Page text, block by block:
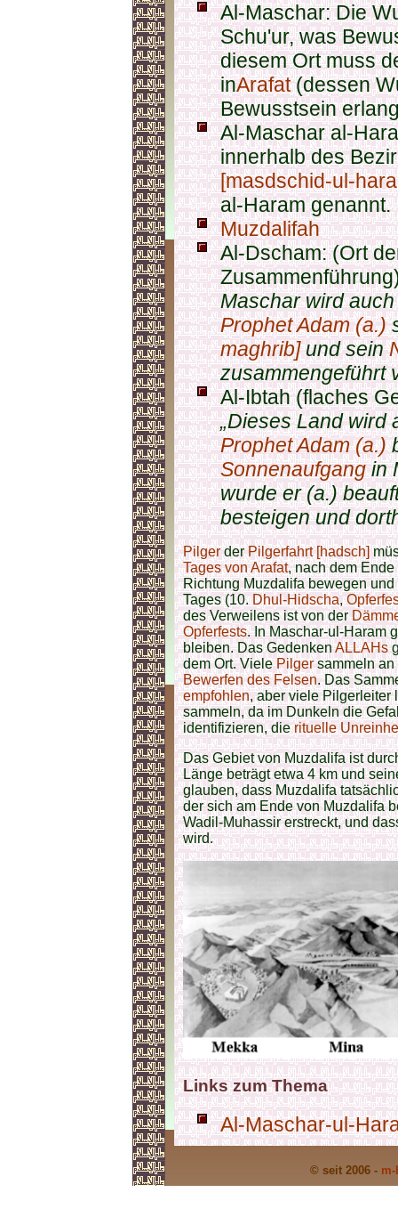
Al-Maschar: Die
Schu'ur, was
diesem Ort muss
inArafat(dessen
Bewusstsein
Al-Maschar al-
innerhalb des
[masdschid-ul-
al-Haram genannt.
Muzdalifah
Al-Dscham: (Ort
Maschar wird
ProphetAdam (a.)
maghrib]und sein
zusammengeführt
Al-Ibtah (flaches
„Dieses Land wird
ProphetAdam (a.)
Sonnenaufgangin
wurde er (a.)
besteigen und
PilgerderPilgerfahrt [hadsch]
Tages von Arafat, nach dem
Richtung Muzdalifa bewegen
Tages (10.Dhul-Hidscha,
des Verweilens ist von der
Opferfests. In Maschar-ul-Haram
bleiben. Das GedenkenALLAHs
dem Ort. VielePilgersammeln an
Bewerfen des Felsen. Das
empfohlen, aber viele Pilgerleiter
sammeln, da im Dunkeln die
identifizieren, dierituelle
Das Gebiet von Muzdalifa ist
Länge beträgt etwa 4 km und
glauben, dass Muzdalifa
der sich am Ende von Muzdalifa
Wadil-Muhassir erstreckt, und
wird.
Links zum Thema
Al-Maschar-ul-
© seit 2006 -